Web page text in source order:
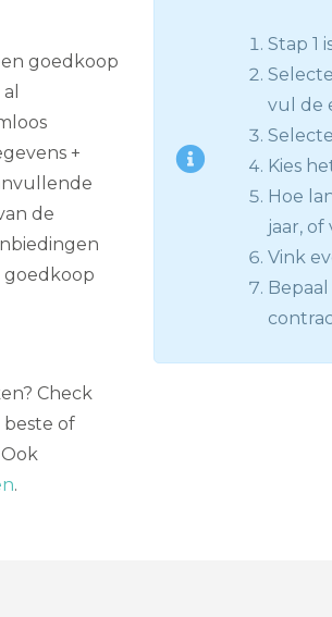
goedkoop
+
de
goedkoop
Check
of
.
Stap 1
vul de
Kies
Hoe
jaar,
Vink